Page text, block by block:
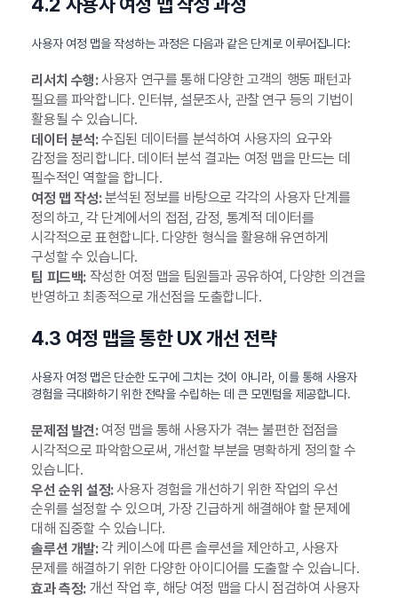
사용자 여정 맵을 작성하는 과정은 다음과 같은 단계로 이루어집니다:
리서치 수행:사용자 연구를 통해 다양한 고객의 행동 패턴과
필요를 파악합니다. 인터뷰, 설문조사, 관찰 연구 등의 기법이
활용될 수 있습니다.
데이터 분석:수집된 데이터를 분석하여 사용자의 요구와
감정을 정리합니다. 데이터 분석 결과는 여정 맵을 만드는 데
필수적인 역할을 합니다.
여정 맵 작성:분석된 정보를 바탕으로 각각의 사용자 단계를
정의하고, 각 단계에서의 접점, 감정, 통계적 데이터를
시각적으로 표현합니다. 다양한 형식을 활용해 유연하게
구성할 수 있습니다.
팀 피드백:작성한 여정 맵을 팀원들과 공유하여, 다양한 의견을
반영하고 최종적으로 개선점을 도출합니다.
4.3 여정 맵을 통한 UX 개선 전략
사용자 여정 맵은 단순한 도구에 그치는 것이 아니라, 이를 통해 사용자
경험을 극대화하기 위한 전략을 수립하는 데 큰 모멘텀을 제공합니다.
문제점 발견:여정 맵을 통해 사용자가 겪는 불편한 접점을
시각적으로 파악함으로써, 개선할 부분을 명확하게 정의할 수
있습니다.
우선 순위 설정:사용자 경험을 개선하기 위한 작업의 우선
순위를 설정할 수 있으며, 가장 긴급하게 해결해야 할 문제에
대해 집중할 수 있습니다.
솔루션 개발:각 케이스에 따른 솔루션을 제안하고, 사용자
문제를 해결하기 위한 다양한 아이디어를 도출할 수 있습니다.
효과 측정:개선 작업 후, 해당 여정 맵을 다시 점검하여 사용자